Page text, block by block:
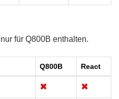
für Q800B enthalten.
Q800B React
✖ ✖